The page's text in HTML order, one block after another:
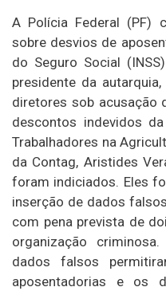
A Polícia Federal (PF)
sobre desvios de
do Seguro Social
presidente da
diretores sob acusação
descontos indevidos
Trabalhadores na
da Contag, Aristides
foram indiciados. Eles
inserção de dados
com pena prevista de
organização
dados falsos
aposentadorias e os